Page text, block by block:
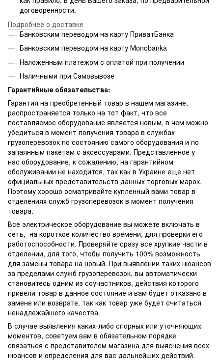
договоренности.
Подробнее о доставке
Банковским переводом на карту ПриватБанка
Банковским переводом на карту Мonobanka
Наложенным платежом с оплатой при получении
Наличными при Самовывозе
Гарантийные обязательства:
Гарантия на преобретенный товар в нашем магазине,
распространяется только на тот факт, что все
поставляемое оборудование является новым, в чем можно
убедиться в момент получения товара в службах
грузоперевозок по состоянию самого оборудования и по
запаянным пакетам с аксессуарами. Представленное у
нас оборудование, к сожалению, на гарантийном
обслуживании не находится, так как в Украине еще нет
официальных представительств данных торговых марок.
Поэтому хорошо осматривайте купленный вами товар в
отделениях служб грузоперевозок в момент получения
товара.
Все электрическое оборудование вы можете включать в
сеть, на короткое количество времени, для проверки его
работоспособности. Проверяйте сразу все хрупкие части в
отделении, для того, чтобы получить 100% возможность
для замены товара на новый. При выявлении таких нюансов
за пределами служб грузоперевозок, вы автоматически
становитесь одним из соучастников, действия которого
привели товар в данное состояние и вам будет отказано в
замене или возврате, так как товар уже будет считаться
ненадлежайшего качества.
В случае выявления каких-либо спорных или уточняющих
моментов, советуем вам в обязательном порядке
связаться с представителем магазина для выяснения всех
нюансов и определения для вас дальнейших действий.